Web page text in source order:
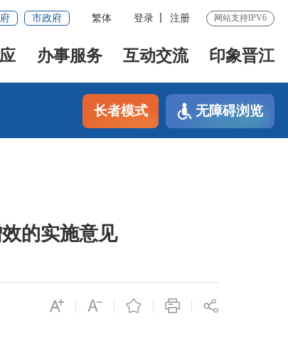
市政府 繁体 登录 注册 网站支持IPV6
办事服务 互动交流 印象晋江
长者模式 无障碍浏览
的实施意见